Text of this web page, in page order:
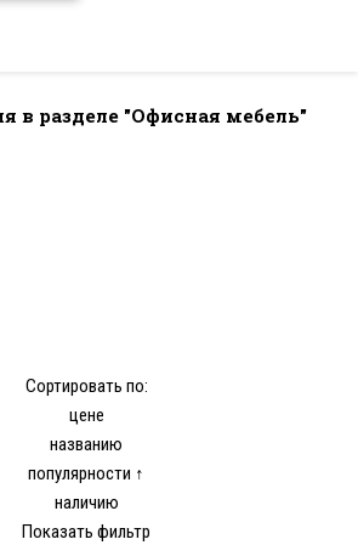
в разделе "Офисная мебель"
Сортировать по:
цене
названию
популярности ↑
наличию
Показать фильтр